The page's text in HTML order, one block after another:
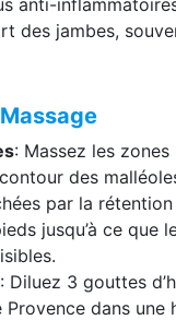
des jambes,
: Massez les
des
par la rétention
jusqu’à ce que
: Diluez 3 gouttes
dans une